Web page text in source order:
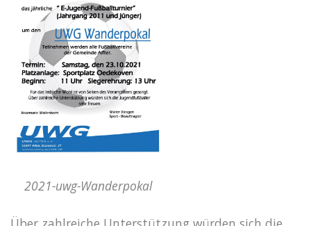
2021-uwg-Wanderpokal